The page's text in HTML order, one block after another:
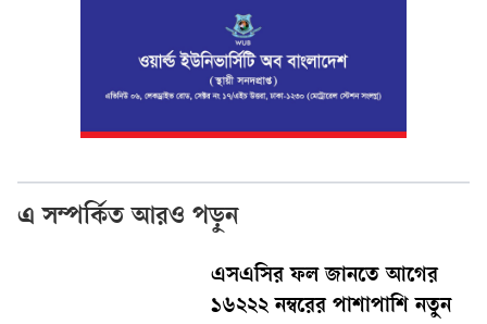
এ সম্পর্কিত আরও পড়ুন
এসএসির ফল জানতে আগের
১৬২২২ নম্বরের পাশাপাশি নতুন